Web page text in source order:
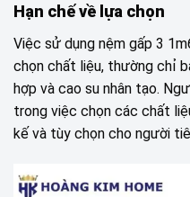
Hạn chế về lựa chọn
Việc sử dụng nệm gấp 3
chọn chất liệu, thường chỉ
hợp và cao su nhân tạo.
trong việc chọn các chất
kế và tùy chọn cho người